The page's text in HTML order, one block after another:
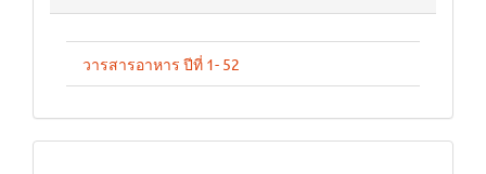
วารสารอาหาร ปีที่ 1- 52